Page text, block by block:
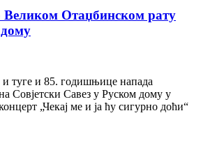
Великом Отаџбинском рату
туге и 85. годишњице напада
Совјетски Савез у Руском дому у
„Чекај ме и ја ћу сигурно доћи“